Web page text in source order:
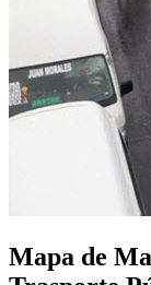
Mapa de